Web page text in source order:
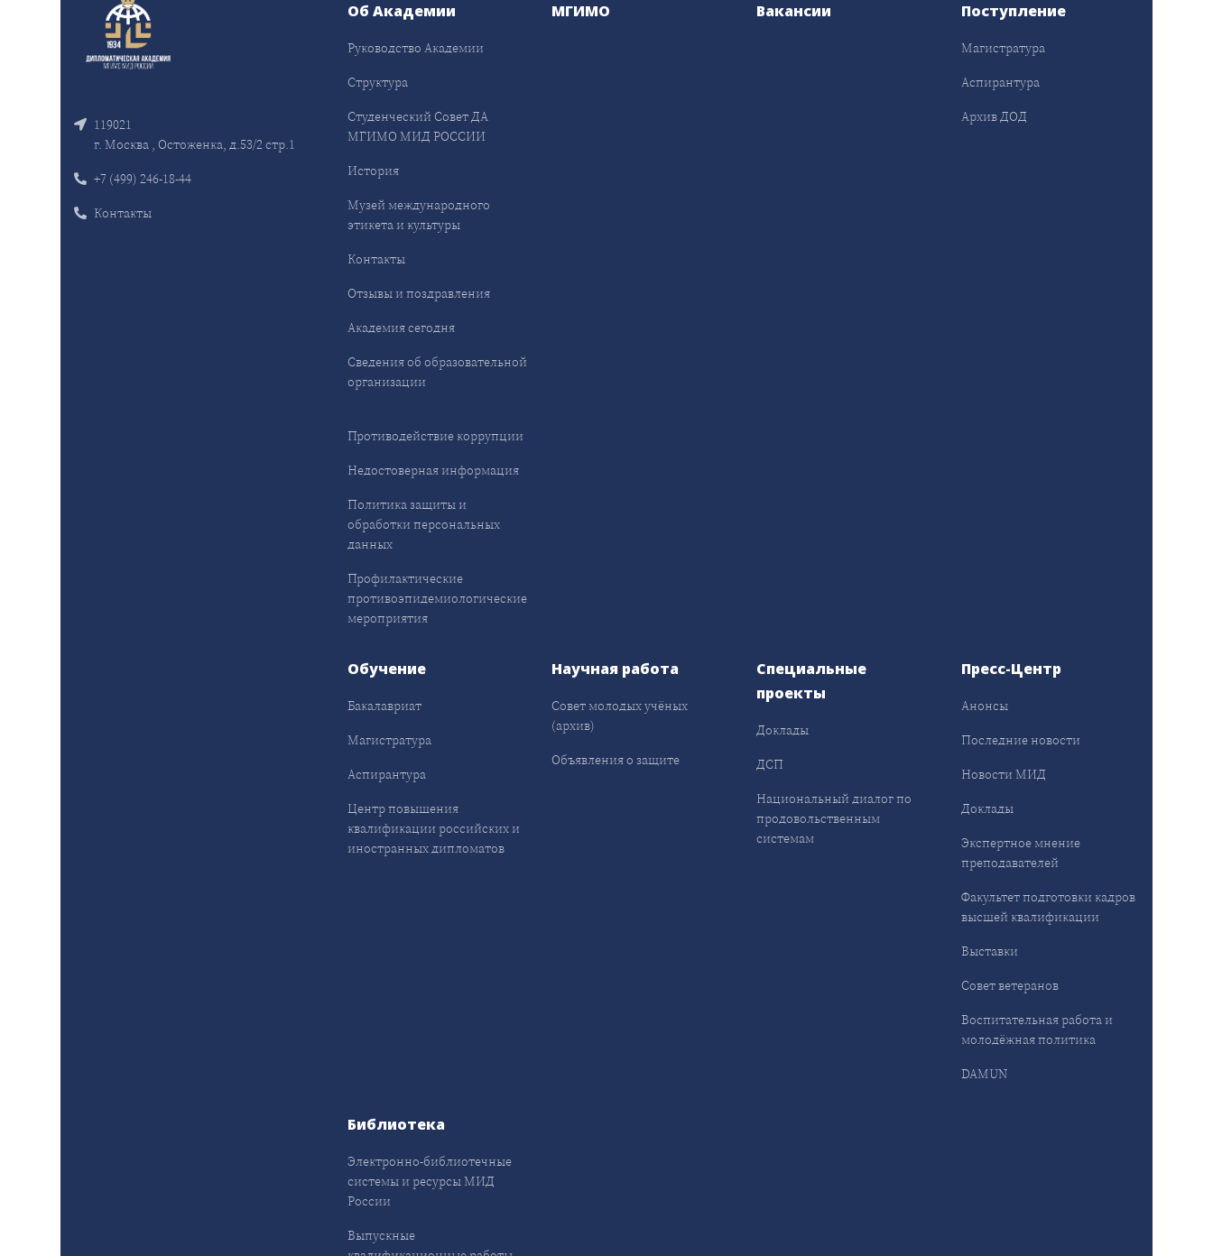
119021
г. Москва , Остоженка, д.53/2 стр.1
+7 (499) 246-18-44
Контакты
Об Академии
Руководство Академии
Структура
Студенческий Совет ДА
МГИМО МИД РОССИИ
История
Музей международного
этикета и культуры
Контакты
Отзывы и поздравления
Академия сегодня
Сведения об образовательной
организации
Противодействие коррупции
Недостоверная информация
Политика защиты и
обработки персональных
данных
Профилактические
противоэпидемиологические
мероприятия
МГИМО Вакансии Поступление
Магистратура
Аспирантура
Архив ДОД
Обучение
Бакалавриат
Магистратура
Аспирантура
Центр повышения
квалификации российских и
иностранных дипломатов
Научная работа
Совет молодых учёных
(архив)
Объявления о защите
Специальные
проекты
Доклады
ДСП
Национальный диалог по
продовольственным
системам
Пресс-Центр
Анонсы
Последние новости
Новости МИД
Доклады
Экспертное мнение
преподавателей
Факультет подготовки кадров
высшей квалификации
Выставки
Совет ветеранов
Воспитательная работа и
молодёжная политика
DAMUN
Библиотека
Электронно-библиотечные
системы и ресурсы МИД
России
Выпускные